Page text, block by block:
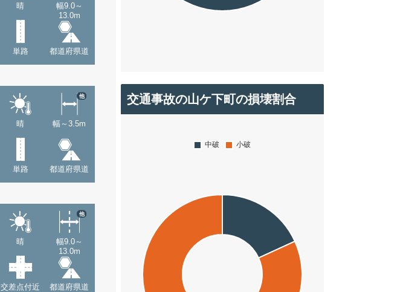
晴
幅9.0～
13.0m
単路 都道府県道
晴 幅～3.5m
他
単路 都道府県道
晴
幅9.0～
13.0m
他
交差点付近 都道府県道
交通事故の山ケ下町の損壊割合